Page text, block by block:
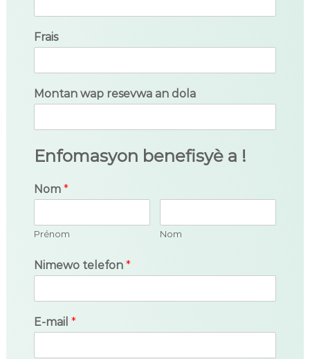
Frais
Montan wap resevwa an dola
Enfomasyon benefisyè a !
Nom *
Prénom Nom
Nimewo telefon *
E-mail *